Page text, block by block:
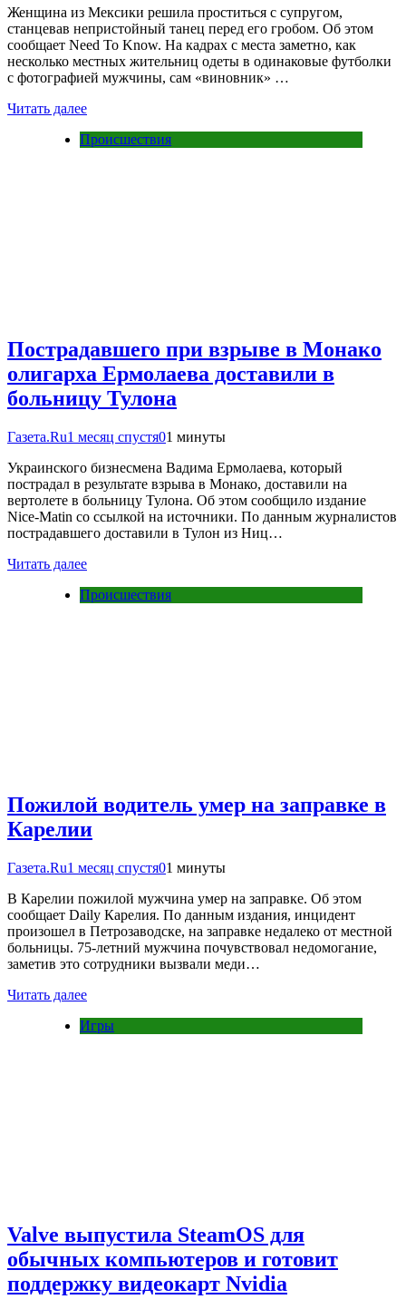
Женщина из Мексики решила проститься с супругом,
станцевав непристойный танец перед его гробом. Об этом
сообщает Need To Know. На кадрах с места заметно, как
несколько местных жительниц одеты в одинаковые футболки
с фотографией мужчины, сам «виновник» …
Читать далее
Происшествия
Пострадавшего при взрыве в Монако
олигарха Ермолаева доставили в
больницу Тулона
Газета.Ru1 месяц спустя01 минуты
Украинского бизнесмена Вадима Ермолаева, который
пострадал в результате взрыва в Монако, доставили на
вертолете в больницу Тулона. Об этом сообщило издание
Nice-Matin со ссылкой на источники. По данным журналистов
пострадавшего доставили в Тулон из Ниц…
Читать далее
Происшествия
Пожилой водитель умер на заправке в
Карелии
Газета.Ru1 месяц спустя01 минуты
В Карелии пожилой мужчина умер на заправке. Об этом
сообщает Daily Карелия. По данным издания, инцидент
произошел в Петрозаводске, на заправке недалеко от местной
больницы. 75-летний мужчина почувствовал недомогание,
заметив это сотрудники вызвали меди…
Читать далее
Игры
Valve выпустила SteamOS для
обычных компьютеров и готовит
поддержку видеокарт Nvidia